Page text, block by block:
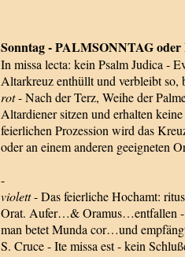
Sonntag - PALMSONNTAG oder
In missa lecta: kein Psalm Judica -
Altarkreuz enthüllt und verbleibt
rot- Nach der Terz, Weihe der
Altardiener sitzen und erhalten
feierlichen Prozession wird das
oder an einem anderen geeigneten
-
violett- Das feierliche Hochamt:
Orat. Aufer…& Oramus…entfallen -
man betet Munda cor…und
S. Cruce - Ite missa est - kein